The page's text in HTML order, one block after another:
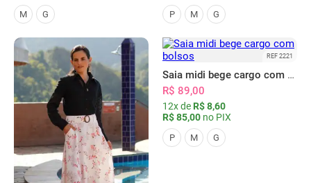
M G P M G
REF 2221
Saia midi bege cargo com bolsos
R$ 89,00
12x de R$ 8,60
R$ 85,00 no PIX
P M G